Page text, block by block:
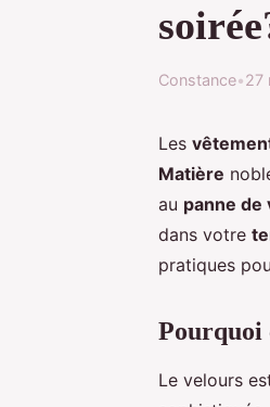
Constance•27
Les
Matière
au panne de
dans votre
pratiques
Pourquoi
Le velours